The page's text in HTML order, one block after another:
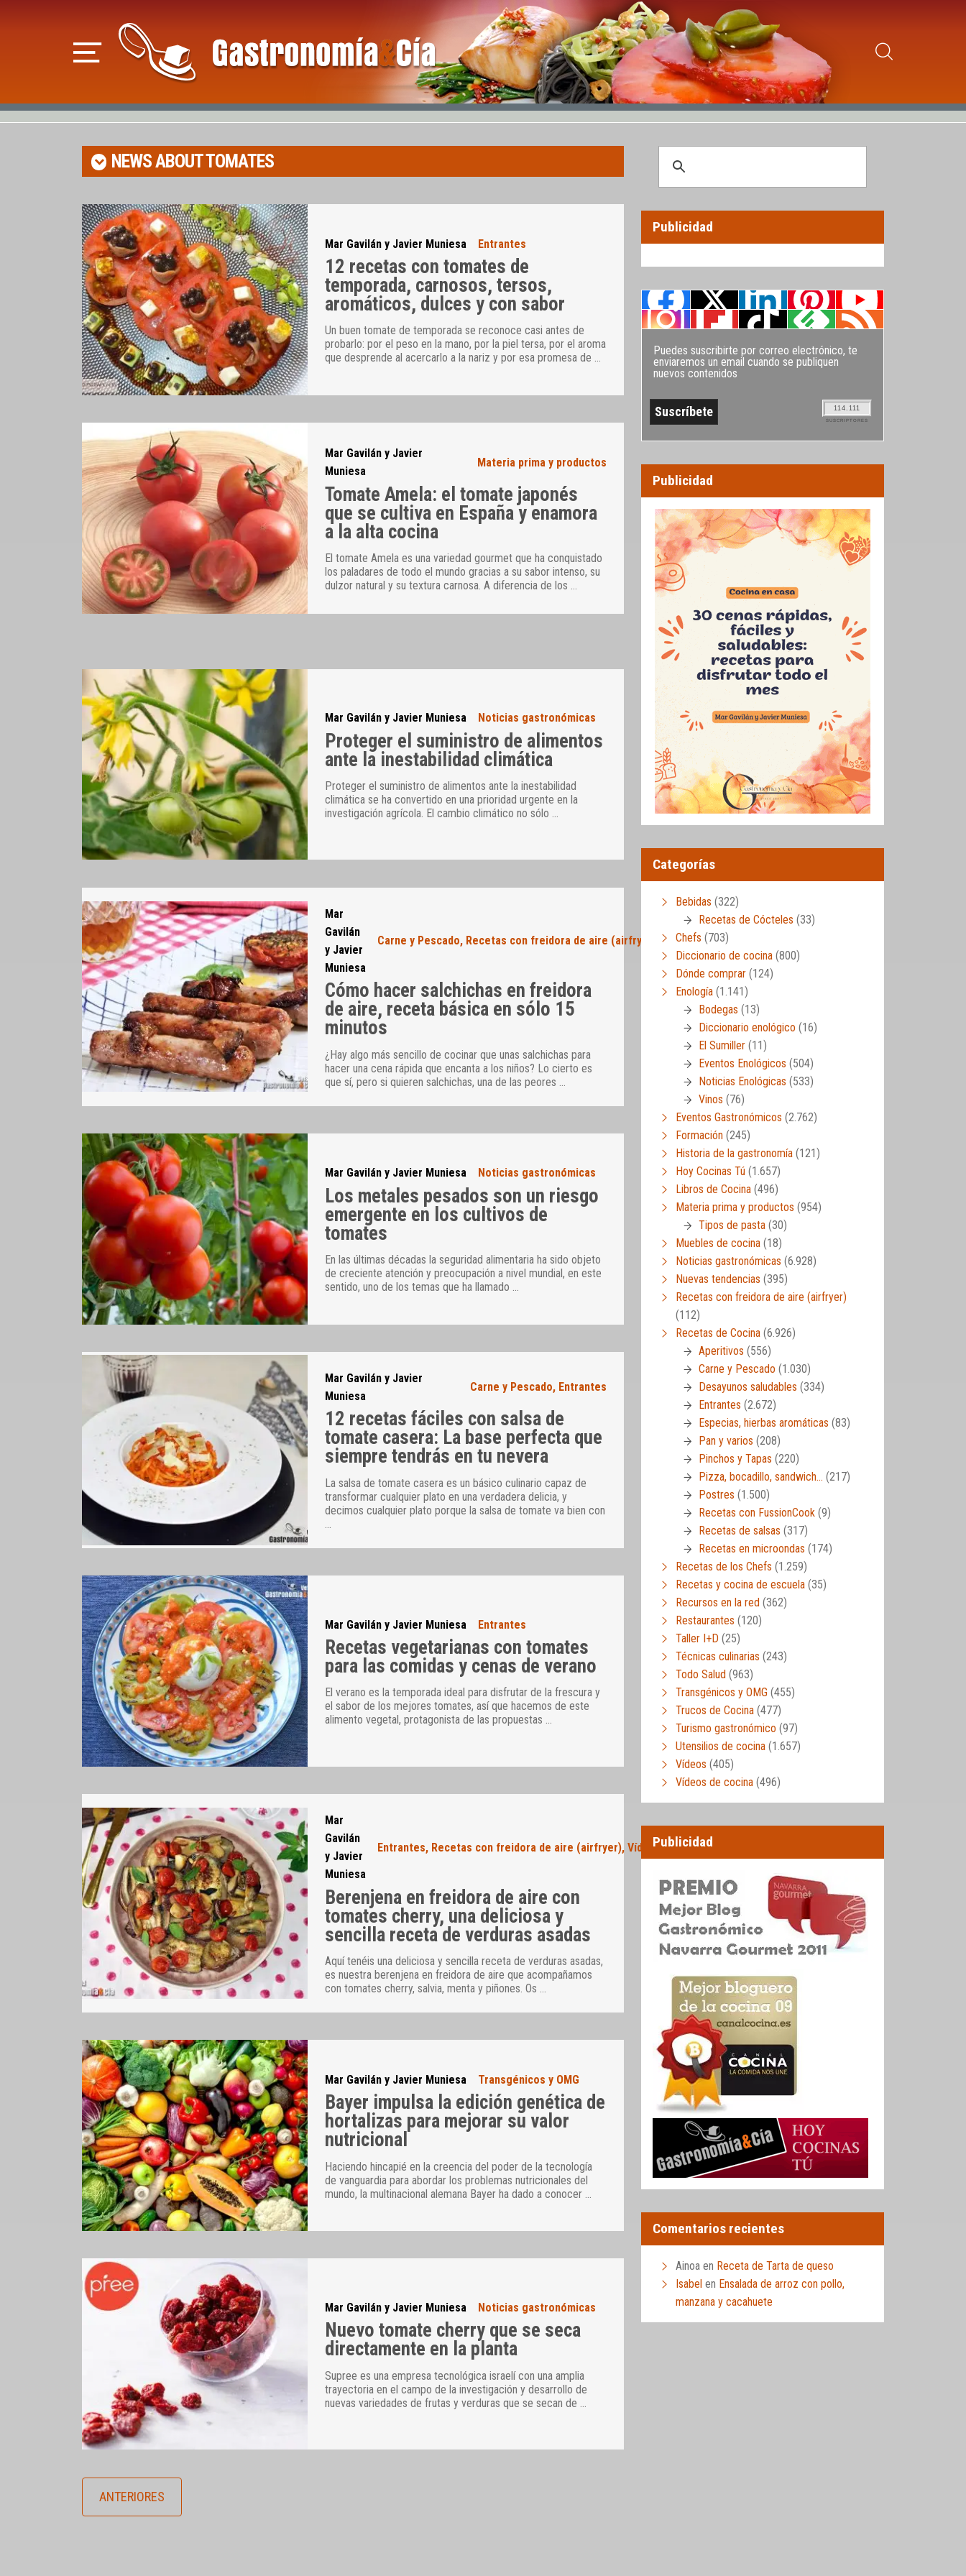
NEWS ABOUTTOMATES
Mar Gavilán y Javier Muniesa Entrantes
12 recetas con tomates de
temporada, carnosos, tersos,
aromáticos, dulces y con sabor
Un buen tomate de temporada se reconoce casi antes de
probarlo: por el peso en la mano, por la piel tersa, por el aroma
que desprende al acercarlo a la nariz y por esa promesa de …
Mar Gavilán y Javier
Muniesa
Materia prima y productos
Tomate Amela: el tomate japonés
que se cultiva en España y enamora
a la alta cocina
El tomate Amela es una variedad gourmet que ha conquistado
los paladares de todo el mundo gracias a su sabor intenso, su
dulzor natural y su textura carnosa. A diferencia de los …
Mar Gavilán y Javier Muniesa Noticias gastronómicas
Proteger el suministro de alimentos
ante la inestabilidad climática
Proteger el suministro de alimentos ante la inestabilidad
climática se ha convertido en una prioridad urgente en la
investigación agrícola. El cambio climático no sólo …
Mar
Gavilán
y Javier
Muniesa
Carne y Pescado, Recetas con freidora de aire (airfryer) ,Vídeos de cocina
Cómo hacer salchichas en freidora
de aire, receta básica en sólo 15
minutos
¿Hay algo más sencillo de cocinar que unas salchichas para
hacer una cena rápida que encanta a los niños? Lo cierto es
que sí, pero si quieren salchichas, una de las peores
Mar Gavilán y Javier Muniesa Noticias gastronómicas
Los metales pesados son un riesgo
emergente en los cultivos de
tomates
En las últimas décadas la seguridad alimentaria ha sido objeto
de creciente atención y preocupación a nivel mundial, en este
sentido, uno de los temas que ha llamado …
Mar Gavilán y Javier
Muniesa
Carne y Pescado, Entrantes
12 recetas fáciles con salsa de
tomate casera: La base perfecta que
siempre tendrás en tu nevera
La salsa de tomate casera es un básico culinario capaz de
transformar cualquier plato en una verdadera delicia, y
decimos cualquier plato porque la salsa de tomate va bien con
Mar Gavilán y Javier Muniesa Entrantes
Recetas vegetarianas con tomates
para las comidas y cenas de verano
El verano es la temporada ideal para disfrutar de la frescura y
el sabor de los mejores tomates, así que hacemos de este
alimento vegetal, protagonista de las propuestas …
Mar
Gavilán
y Javier
Muniesa
Entrantes, Recetas con freidora de aire (airfryer),Vídeos de cocina
Berenjena en freidora de aire con
tomates cherry, una deliciosa y
sencilla receta de verduras asadas
Aquí tenéis una deliciosa y sencilla receta de verduras asadas,
es nuestra berenjena en freidora de aire que acompañamos
con tomates cherry, salvia, menta y piñones. Os …
Mar Gavilán y Javier Muniesa Transgénicos y OMG
Bayer impulsa la edición genética de
hortalizas para mejorar su valor
nutricional
Haciendo hincapié en la creencia del poder de la tecnología
de vanguardia para abordar los problemas nutricionales del
mundo, la multinacional alemana Bayer ha dado a conocer
Mar Gavilán y Javier Muniesa Noticias gastronómicas
Nuevo tomate cherry que se seca
directamente en la planta
Supree es una empresa tecnológica israelí con una amplia
trayectoria en el campo de la investigación y desarrollo de
nuevas variedades de frutas y verduras que se secan de
ANTERIORES
Publicidad
Puedes suscribirte por correo electrónico, te
enviaremos un email cuando se publiquen
nuevos contenidos
114.111
SUSCRIPTORES
Publicidad
Categorías
Bebidas (322)
Recetas de Cócteles (33)
Chefs (703)
Diccionario de cocina (800)
Dónde comprar (124)
Enología (1.141)
Bodegas (13)
Diccionario enológico (16)
El Sumiller (11)
Eventos Enológicos (504)
Noticias Enológicas (533)
Vinos (76)
Eventos Gastronómicos (2.762)
Formación (245)
Historia de la gastronomía (121)
Hoy Cocinas Tú (1.657)
Libros de Cocina (496)
Materia prima y productos (954)
Tipos de pasta (30)
Muebles de cocina (18)
Noticias gastronómicas (6.928)
Nuevas tendencias (395)
Recetas con freidora de aire (airfryer)
(112)
Recetas de Cocina (6.926)
Aperitivos (556)
Carne y Pescado (1.030)
Desayunos saludables (334)
Entrantes (2.672)
Especias, hierbas aromáticas (83)
Pan y varios (208)
Pinchos y Tapas (220)
Pizza, bocadillo, sandwich… (217)
Postres (1.500)
Recetas con FussionCook (9)
Recetas de salsas (317)
Recetas en microondas (174)
Recetas de los Chefs (1.259)
Recetas y cocina de escuela (35)
Recursos en la red (362)
Restaurantes (120)
Taller I+D (25)
Técnicas culinarias (243)
Todo Salud (963)
Transgénicos y OMG (455)
Trucos de Cocina (477)
Turismo gastronómico (97)
Utensilios de cocina (1.657)
Vídeos (405)
Vídeos de cocina (496)
Publicidad
Comentarios recientes
Ainoa en Receta de Tarta de queso
Isabel en Ensalada de arroz con pollo,
manzana y cacahuete